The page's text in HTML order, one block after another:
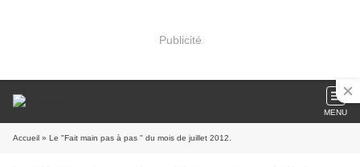
Publicité
MENU
Accueil » Le "Fait main pas à pas " du mois de juillet 2012.